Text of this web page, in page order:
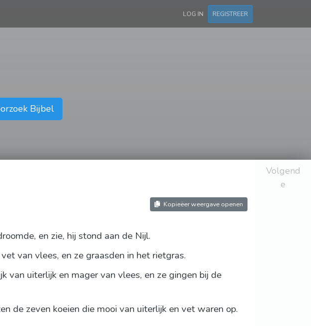
LOG IN REGISTREER
Bijbel
Kopieëer weergave openen
en zie, hij stond aan de Nijl.
van vlees, en ze graasden in het rietgras.
van uiterlijk en mager van vlees, en ze gingen bij de
de zeven koeien die mooi van uiterlijk en vet waren op.
Volgend
e